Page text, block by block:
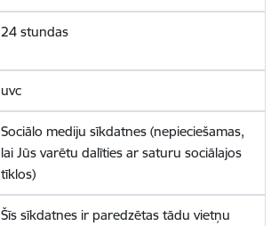
24 stundas
uvc
Sociālo mediju sīkdatnes (nepieciešamas,
lai Jūs varētu dalīties ar saturu sociālajos
tīklos)
Šīs sīkdatnes ir paredzētas tādu vietņu